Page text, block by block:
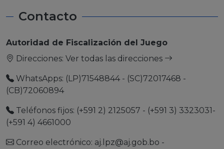
Contacto
Autoridad de Fiscalización del Juego
Direcciones: Ver todas las direcciones
WhatsApps: (LP)71548844 - (SC)72017468 -
(CB)72060894
Teléfonos fijos: (+591 2) 2125057 - (+591 3) 3323031-
(+591 4) 4661000
Correo electrónico: aj.lpz@aj.gob.bo -